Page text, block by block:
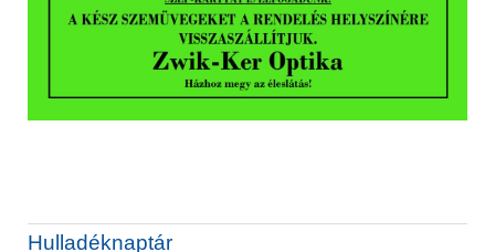
Hulladéknaptár